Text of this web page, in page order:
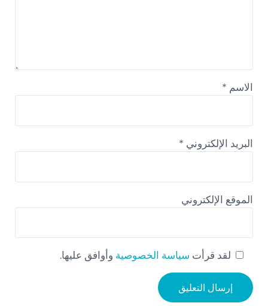
الاسم *
البريد الإلكتروني *
الموقع الإلكتروني
لقد قرأت سياسة الخصوصية وأوافق عليها.